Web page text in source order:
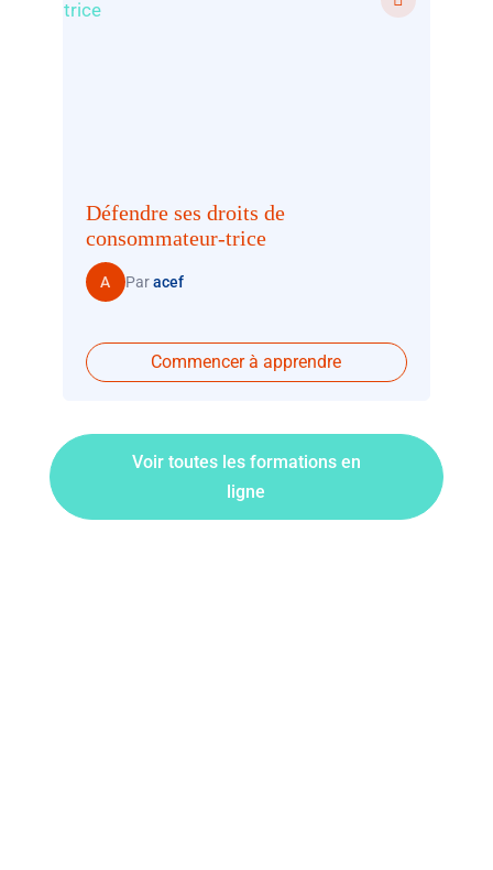
Défendre ses droits de
consommateur-trice
A Paracef
Commencer à apprendre
Voir toutes les formations en
ligne